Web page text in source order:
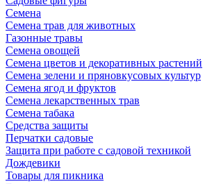
Семена
Семена трав для животных
Газонные травы
Семена овощей
Семена цветов и декоративных растений
Семена зелени и пряновкусовых культур
Семена ягод и фруктов
Семена лекарственных трав
Семена табака
Средства защиты
Перчатки садовые
Защита при работе с садовой техникой
Дождевики
Товары для пикника